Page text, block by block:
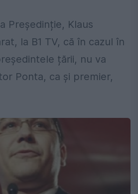
Președinție, Klaus
la B1 TV, că în cazul în
țării, nu va
Ponta, ca și premier,